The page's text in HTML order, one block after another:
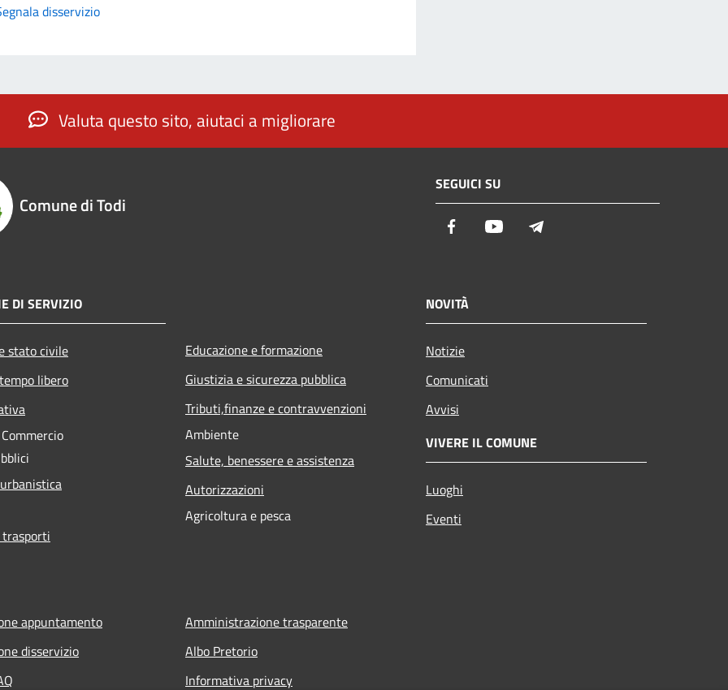
disservizio
Valuta questo sito, aiutaci a migliorare
Comune di Todi
SEGUICI SU
Facebook Youtube
DI SERVIZIO
stato civile
libero
Educazione e formazione
Giustizia e sicurezza pubblica
Tributi,finanze e contravvenzioni
Ambiente
Salute, benessere e assistenza
Autorizzazioni
Agricoltura e pesca
NOVITÀ
Notizie
Comunicati
Avvisi
VIVERE IL COMUNE
Luoghi
Eventi
appuntamento
disservizio
Amministrazione trasparente
Albo Pretorio
Informativa privacy